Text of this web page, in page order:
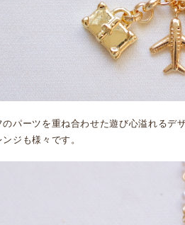
のパーツを重ね合わせた遊び心溢れる
ジも様々です。